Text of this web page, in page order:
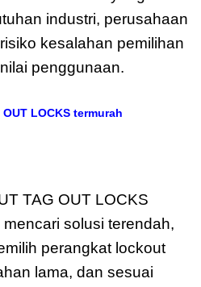
industri, perusahaan
kesalahan pemilihan
penggunaan.
OUT LOCKS termurah
TAG OUT LOCKS
solusi terendah,
perangkat lockout
lama, dan sesuai